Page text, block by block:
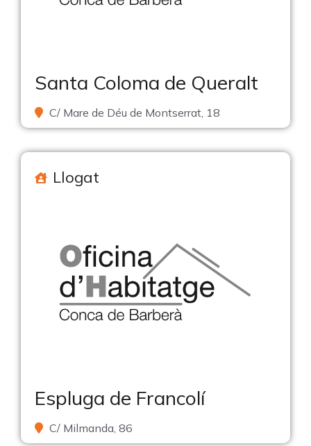
Santa Coloma de Queralt
C/ Mare de Déu de Montserrat, 18
Llogat
Espluga de Francolí
C/ Milmanda, 86